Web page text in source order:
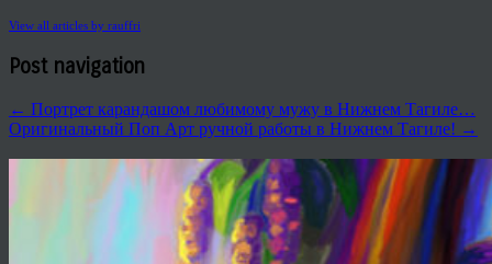
View all articles by rauffri
Post navigation
← Портрет карандашом любимому мужу в Нижнем Тагиле…
Оригинальный Поп Арт ручной работы в Нижнем Тагиле! →